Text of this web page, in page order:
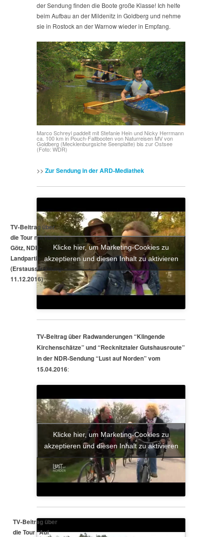
der Sendung finden die Boote große Klasse! Ich helfe
beim Aufbau an der Mildenitz in Goldberg und nehme
sie in Rostock an der Warnow wieder in Empfang.
Marco Schreyl paddelt mit Stefanie Hein und Nicky Herrmann
ca. 100 km in Pouch-Faltbooten von Naturreisen MV von
Goldberg (Mecklenburgsiche Seenplatte) bis zur Ostsee
(Foto: WDR)
>> Zur Sendung in der ARD-Mediathek
TV-Beitrag über
die Tour mit Heike
Götz, NDR-
Landpartie
(Erstausstrahlung:
11.12.2016)
Klicke hier, um Marketing-Cookies zu
akzeptieren und diesen Inhalt zu aktivieren
TV-Beitrag über Radwanderungen “Klingende
Kirchenschätze” und “Recknitztaler Gutshausroute”
in der NDR-Sendung “Lust auf Norden” vom
15.04.2016:
Klicke hier, um Marketing-Cookies zu
akzeptieren und diesen Inhalt zu aktivieren
TV-Beitrag über
die Tour “Auf